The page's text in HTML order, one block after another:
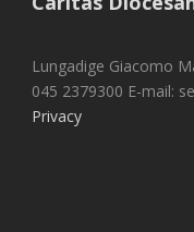
Lungadige Giacomo
045 2379300 E-mail:
Privacy